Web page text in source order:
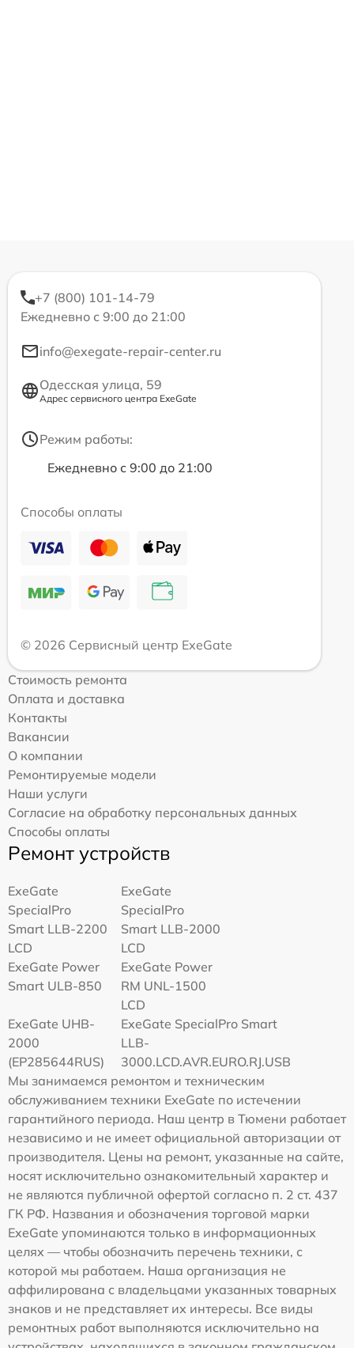
+7 (800) 101-14-79
Ежедневно с 9:00 до 21:00
info@exegate-repair-center.ru
Одесская улица, 59
Адрес сервисного центра ExeGate
Режим работы:
Ежедневно с 9:00 до 21:00
Способы оплаты
© 2026 Сервисный центр ExeGate
Стоимость ремонта
Оплата и доставка
Контакты
Вакансии
О компании
Ремонтируемые модели
Наши услуги
Согласие на обработку персональных данных
Способы оплаты
Ремонт устройств
ExeGate
SpecialPro
Smart LLB-2200
LCD
ExeGate
SpecialPro
Smart LLB-2000
LCD
ExeGate Power
Smart ULB-850
ExeGate Power
RM UNL-1500
LCD
ExeGate UHB-
2000
(EP285644RUS)
ExeGate SpecialPro Smart
LLB-
3000.LCD.AVR.EURO.RJ.USB
Мы занимаемся ремонтом и техническим
обслуживанием техники ExeGate по истечении
гарантийного периода. Наш центр в Тюмени работает
независимо и не имеет официальной авторизации от
производителя. Цены на ремонт, указанные на сайте,
носят исключительно ознакомительный характер и
не являются публичной офертой согласно п. 2 ст. 437
ГК РФ. Названия и обозначения торговой марки
ExeGate упоминаются только в информационных
целях — чтобы обозначить перечень техники, с
которой мы работаем. Наша организация не
аффилирована с владельцами указанных товарных
знаков и не представляет их интересы. Все виды
ремонтных работ выполняются исключительно на